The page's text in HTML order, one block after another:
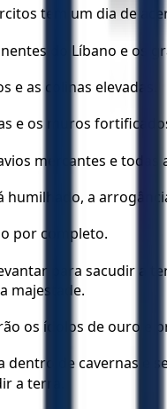
tem um dia de
do Líbano e os
e as colinas elevadas.
e os muros
mercantes e
humilhado, a
por completo.
levantar para sacudir
majestade.
os ídolos de ouro
dentro de cavernas e
a terra.